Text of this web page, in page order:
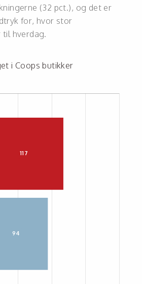
(32 pct.), og det er
for, hvor stor
hverdag.
i Coops butikker